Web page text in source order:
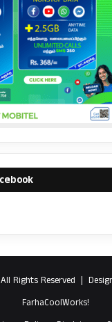
Rights Reserved |
FarhaCoolWorks!